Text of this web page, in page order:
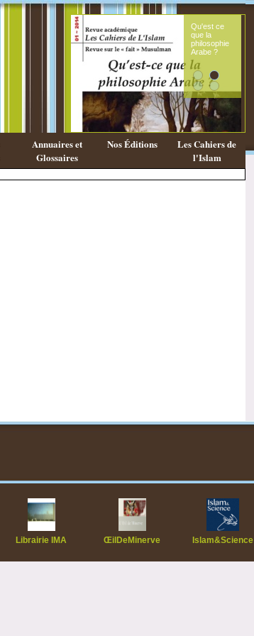
Qu'est ce
que la
philosophie
Arabe ?
Annuaires et
Glossaires
Nos Éditions
Les Cahiers de
l'Islam
Librairie IMA ŒilDeMinerve Islam&Science